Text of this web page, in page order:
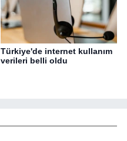
Türkiye'de internet kullanım
verileri belli oldu